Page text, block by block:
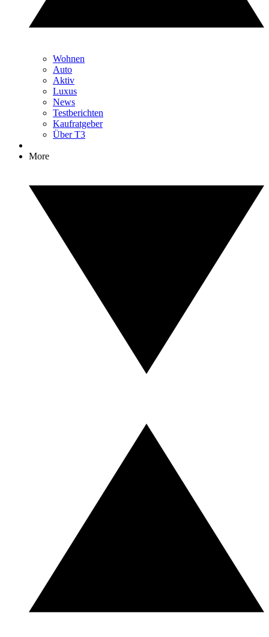
Wohnen
Auto
Aktiv
Luxus
News
Testberichten
Kaufratgeber
Über T3
More